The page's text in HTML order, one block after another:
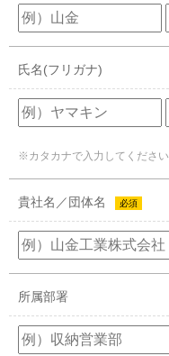
氏名(フリガナ)
※カタカナで入力してください
貴社名／団体名 必須
所属部署